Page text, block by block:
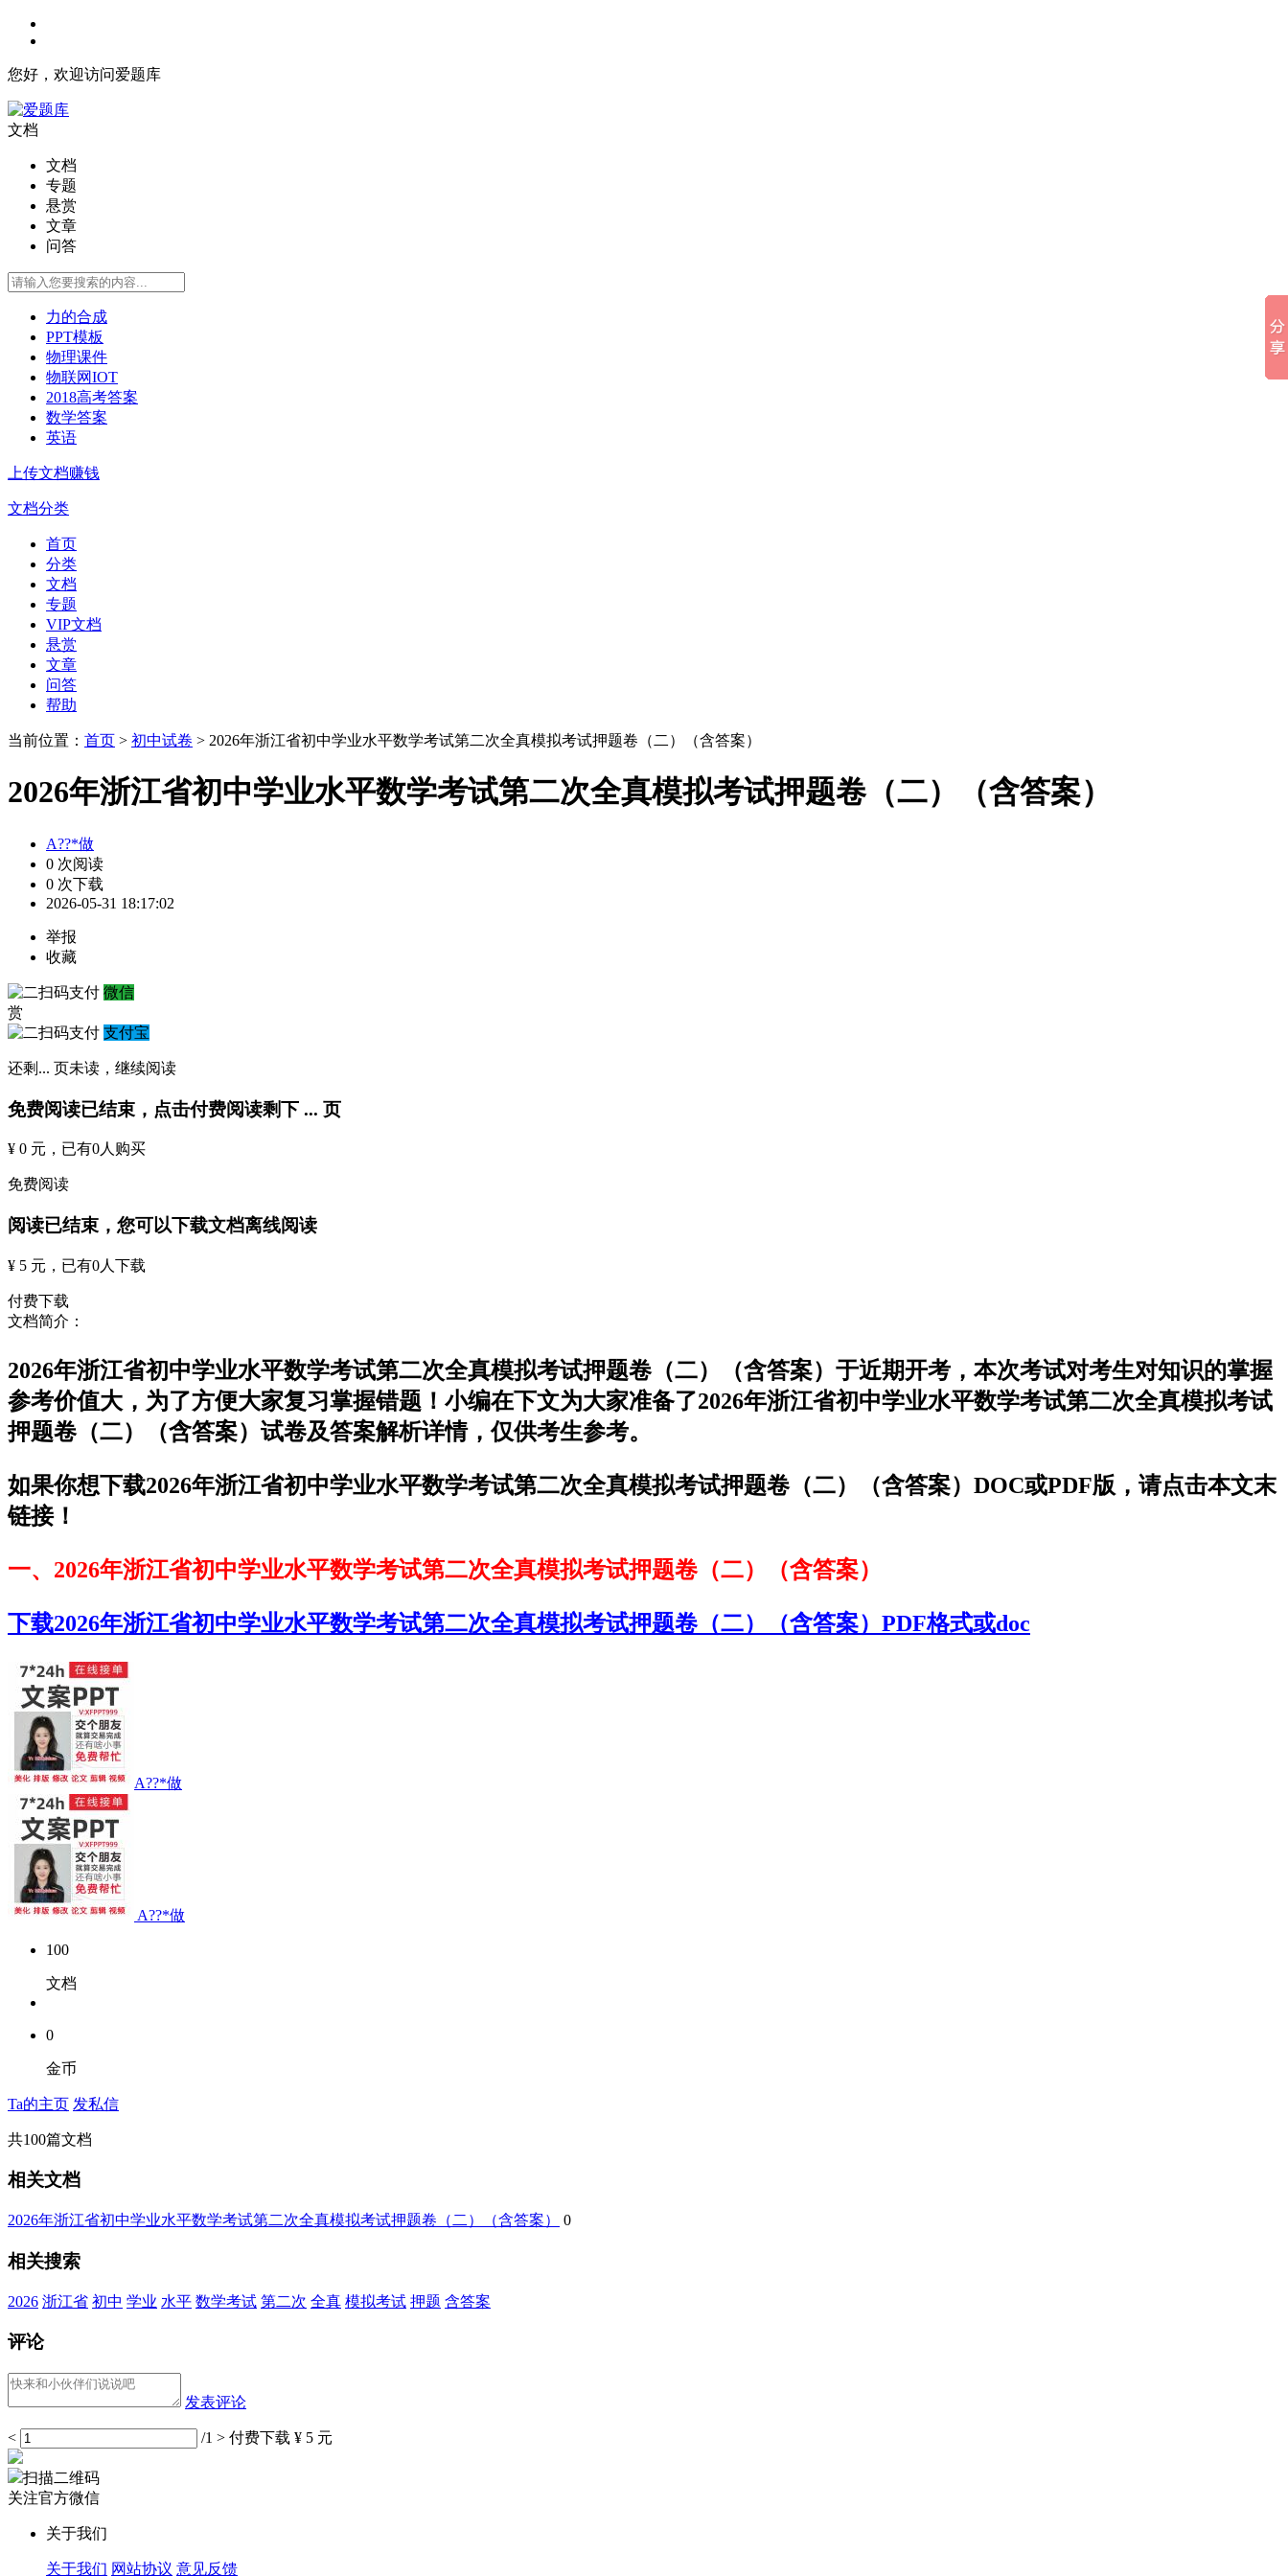
您好，欢迎访问爱题库
文档
文档
专题
悬赏
文章
问答
力的合成
PPT模板
物理课件
物联网IOT
2018高考答案
数学答案
英语
上传文档赚钱
文档分类
首页
分类
文档
专题
VIP文档
悬赏
文章
问答
帮助
当前位置： 首页 > 初中试卷 > 2026年浙江省初中学业水平数学考试第二次全真模拟考试押题卷（二）（含答案）
2026年浙江省初中学业水平数学考试第二次全真模拟考试押题卷（二）（含答案）
A??*做
0 次阅读
0 次下载
2026-05-31 18:17:02
举报
收藏
微信
赏
支付宝
还剩 ... 页未读， 继续阅读
免费阅读已结束，点击付费阅读剩下 ... 页
¥ 0 元 ，已有0人购买
免费阅读
阅读已结束，您可以下载文档离线阅读
¥ 5 元 ，已有0人下载
付费下载
文档简介：
2026年浙江省初中学业水平数学考试第二次全真模拟考试押题卷（二）（含答案）于近期开考，本次考试对考生对知识的掌握
参考价值大，为了方便大家复习掌握错题！小编在下文为大家准备了2026年浙江省初中学业水平数学考试第二次全真模拟考试
押题卷（二）（含答案）试卷及答案解析详情，仅供考生参考。
如果你想下载2026年浙江省初中学业水平数学考试第二次全真模拟考试押题卷（二）（含答案）DOC或PDF版，请点击本文末
链接！
一、2026年浙江省初中学业水平数学考试第二次全真模拟考试押题卷（二）（含答案）
下载2026年浙江省初中学业水平数学考试第二次全真模拟考试押题卷（二）（含答案）PDF格式或doc
A??*做
A??*做
100
文档
0
金币
Ta的主页 发私信
共100篇文档
相关文档
2026年浙江省初中学业水平数学考试第二次全真模拟考试押题卷（二）（含答案） 0
相关搜索
2026 浙江省 初中 学业 水平 数学考试 第二次 全真 模拟考试 押题 含答案
评论
发表评论
< /1 > 付费下载 ¥ 5 元
扫描二维码
关注官方微信
关于我们
关于我们 网站协议 意见反馈